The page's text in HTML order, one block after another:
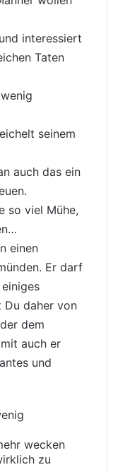
interessiert
Taten
seinem
auch das ein
so viel Mühe,
einen
Er darf
Du daher von
dem
auch er
und
wecken
zu